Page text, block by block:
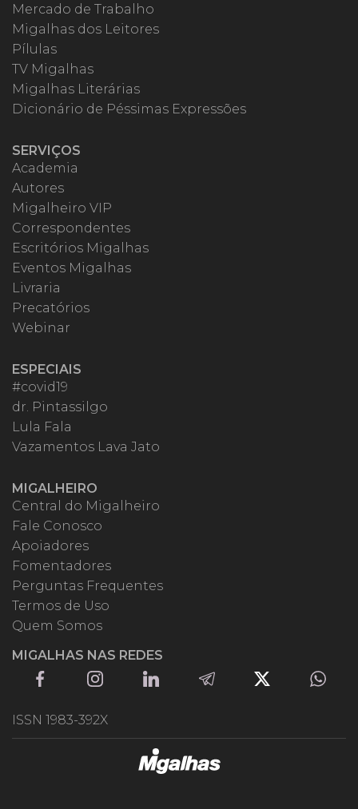
Mercado de Trabalho
Migalhas dos Leitores
Pílulas
TV Migalhas
Migalhas Literárias
Dicionário de Péssimas Expressões
SERVIÇOS
Academia
Autores
Migalheiro VIP
Correspondentes
Escritórios Migalhas
Eventos Migalhas
Livraria
Precatórios
Webinar
ESPECIAIS
#covid19
dr. Pintassilgo
Lula Fala
Vazamentos Lava Jato
MIGALHEIRO
Central do Migalheiro
Fale Conosco
Apoiadores
Fomentadores
Perguntas Frequentes
Termos de Uso
Quem Somos
MIGALHAS NAS REDES
ISSN 1983-392X